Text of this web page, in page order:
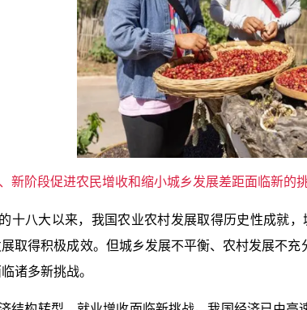
新阶段促进农民增收和缩小城乡发展差距面临新的
十八大以来，我国农业农村发展取得历史性成就，
取得积极成效。但城乡发展不平衡、农村发展不
诸多新挑战。